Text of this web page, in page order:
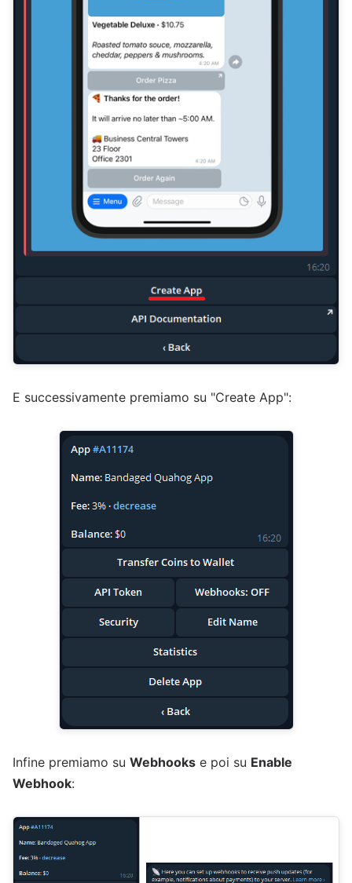
E successivamente premiamo su "Create App":
Infine premiamo su Webhooks e poi su Enable
Webhook: